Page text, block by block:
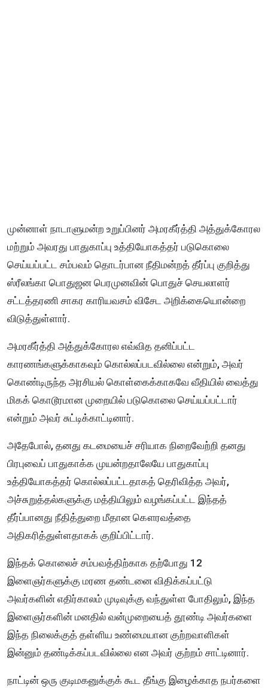
​முன்னாள் நாடாளுமன்ற உறுப்பினர் அமரகீர்த்தி அத்துக்கோரல
மற்றும் அவரது பாதுகாப்பு உத்தியோகத்தர் படுகொலை
செய்யப்பட்ட சம்பவம் தொடர்பான நீதிமன்றத் தீர்ப்பு குறித்து
ஸ்ரீலங்கா பொதுஜன பெரமுனவின் பொதுச் செயலாளர்
சட்டத்தரணி சாகர காரியவசம் விசேட அறிக்கையொன்றை
விடுத்துள்ளார்.
அமரகீர்த்தி அத்துக்கோரல எவ்வித தனிப்பட்ட
காரணங்களுக்காகவும் கொல்லப்படவில்லை என்றும், அவர்
கொண்டிருந்த அரசியல் கொள்கைக்காகவே வீதியில் வைத்து
மிகக் கொடூரமான முறையில் படுகொலை செய்யப்பட்டார்
என்றும் அவர் சுட்டிக்காட்டினார்.
அதேபோல், தனது கடமையைச் சரியாக நிறைவேற்றி தனது
பிரபுவைப் பாதுகாக்க முயன்றதாலேயே பாதுகாப்பு
உத்தியோகத்தர் கொல்லப்பட்டதாகத் தெரிவித்த அவர்,
அச்சுறுத்தல்களுக்கு மத்தியிலும் வழங்கப்பட்ட இந்தத்
தீர்ப்பானது நீதித்துறை மீதான கௌரவத்தை
அதிகரித்துள்ளதாகக் குறிப்பிட்டார்.
​இந்தக் கொலைச் சம்பவத்திற்காக தற்போது 12
இளைஞர்களுக்கு மரண தண்டனை விதிக்கப்பட்டு
அவர்களின் எதிர்காலம் முடிவுக்கு வந்துள்ள போதிலும், இந்த
இளைஞர்களின் மனதில் வன்முறையைத் தூண்டி அவர்களை
இந்த நிலைக்குத் தள்ளிய உண்மையான குற்றவாளிகள்
இன்னும் தண்டிக்கப்படவில்லை என அவர் குற்றம் சாட்டினார்.
நாட்டின் ஒரு குடிமகனுக்குக் கூட தீங்கு இழைக்காத நபர்களை